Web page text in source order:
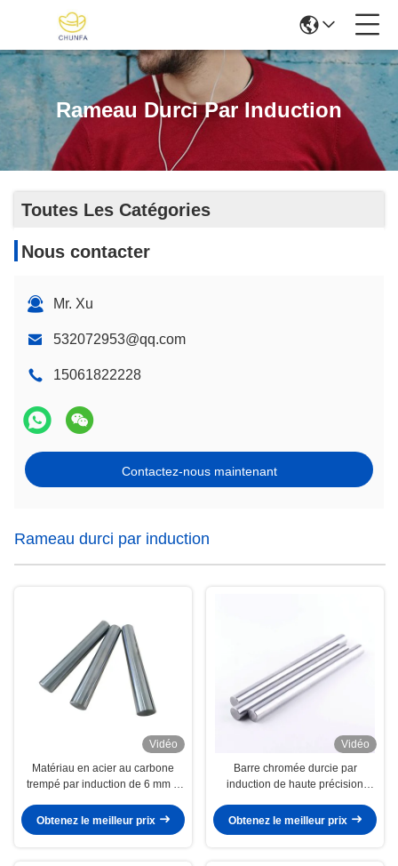
Rameau Durci Par Induction
Toutes Les Catégories
Nous contacter
Mr. Xu
532072953@qq.com
15061822228
Contactez-nous maintenant
Rameau durci par induction
Vidéo
Matériau en acier au carbone
trempé par induction de 6 mm à
Obtenez le meilleur prix
Vidéo
Barre chromée durcie par
induction de haute précision
Obtenez le meilleur prix